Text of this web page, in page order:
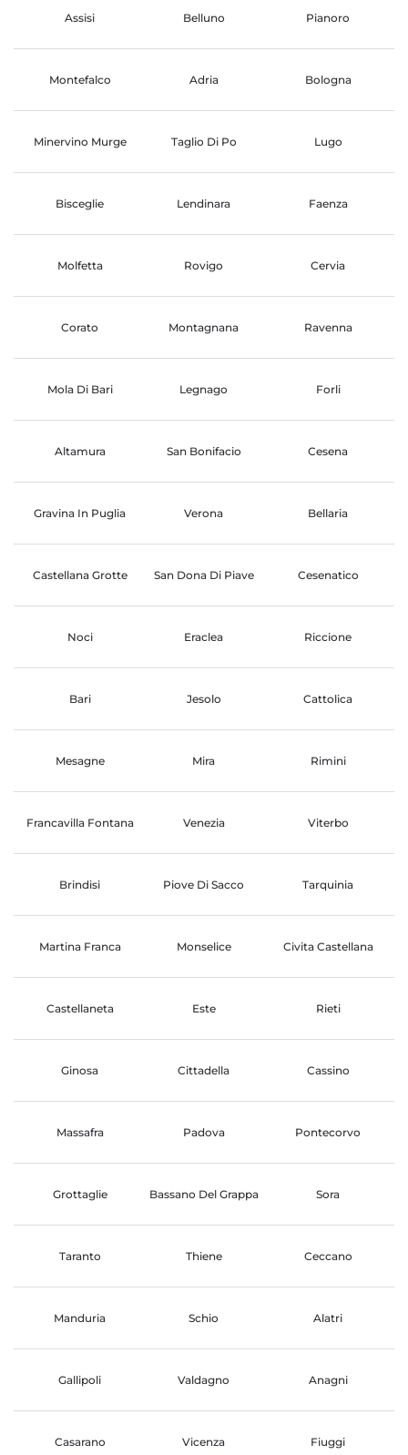
Assisi Belluno Pianoro
Montefalco Adria Bologna
Minervino Murge Taglio Di Po Lugo
Bisceglie Lendinara Faenza
Molfetta Rovigo Cervia
Corato Montagnana Ravenna
Mola Di Bari Legnago Forli
Altamura San Bonifacio Cesena
Gravina In Puglia Verona Bellaria
Castellana Grotte San Dona Di Piave Cesenatico
Noci Eraclea Riccione
Bari Jesolo Cattolica
Mesagne Mira Rimini
Francavilla Fontana Venezia Viterbo
Brindisi Piove Di Sacco Tarquinia
Martina Franca Monselice Civita Castellana
Castellaneta Este Rieti
Ginosa Cittadella Cassino
Massafra Padova Pontecorvo
Grottaglie Bassano Del Grappa Sora
Taranto Thiene Ceccano
Manduria Schio Alatri
Gallipoli Valdagno Anagni
Casarano Vicenza Fiuggi